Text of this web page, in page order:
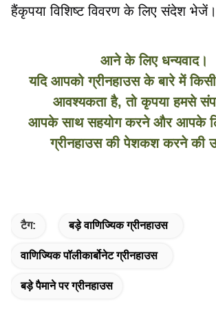
हैंकृपया विशिष्ट विवरण के लिए संदेश भेजें।
आने के लिए धन्यवाद।
यदि आपको ग्रीनहाउस के बारे में
आवश्यकता है, तो कृपया हमसे
आपके साथ सहयोग करने और आपके
ग्रीनहाउस की पेशकश करने की
टैग: बड़े वाणिज्यिक ग्रीनहाउस
वाणिज्यिक पॉलीकार्बोनेट ग्रीनहाउस
बड़े पैमाने पर ग्रीनहाउस